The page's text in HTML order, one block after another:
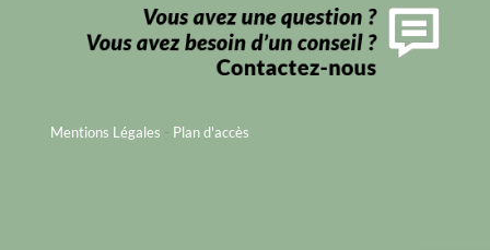
Mentions Légales - Plan d'accès